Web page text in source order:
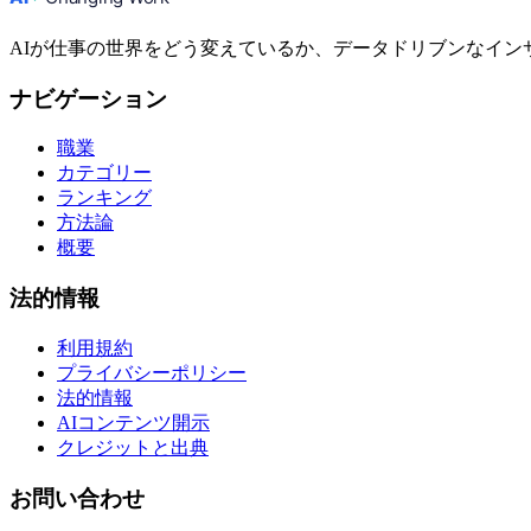
AIが仕事の世界をどう変えているか、データドリブンなイン
ナビゲーション
職業
カテゴリー
ランキング
方法論
概要
法的情報
利用規約
プライバシーポリシー
法的情報
AIコンテンツ開示
クレジットと出典
お問い合わせ